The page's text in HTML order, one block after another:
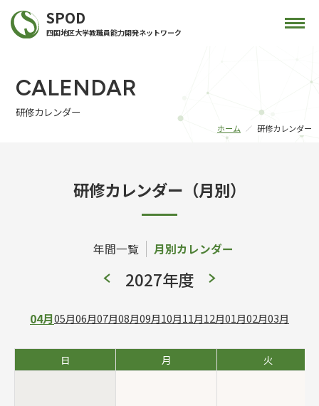
SPOD
四国地区大学教職員能力開発ネットワーク
CALENDAR
研修カレンダー
ホーム 研修カレンダー
研修カレンダー（月別）
年間一覧 月別カレンダー
2027年度
04月05月06月07月08月09月10月11月12月01月02月03月
日 月 火